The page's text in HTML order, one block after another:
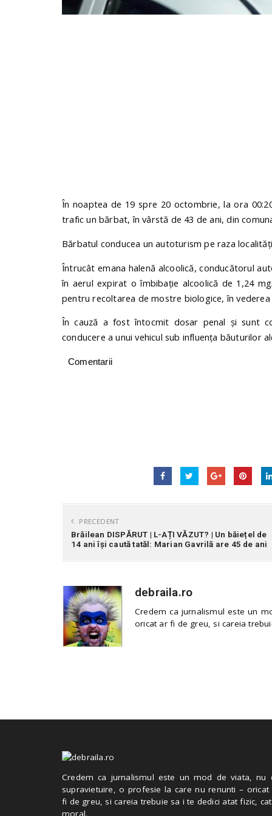
În noaptea de 19 spre 20 octombrie, la ora 00:
trafic un bărbat, în vârstă de 43 de ani, din
Bărbatul conducea un autoturism pe raza
Întrucât emana halenă alcoolică, conducătorul
în aerul expirat o îmbibație alcoolică de 1,24
pentru recoltarea de mostre biologice, în
În cauză a fost întocmit dosar penal și sunt
conducere a unui vehicul sub influența băuturilor
Comentarii
PRECEDENT
Brăilean DISPĂRUT | L-AȚI VĂZUT? | Un băiețel de
14 ani își caută tatăl: Marian Gavrilă are 45 de ani
debraila.ro
Credem ca jurnalismul este un
oricat ar fi de greu, si careia
Credem ca jurnalismul este un mod de viata, nu
supravietuire, o profesie la care nu renunti – oricat
fi de greu, si careia trebuie sa i te dedici atat fizic,
moral.